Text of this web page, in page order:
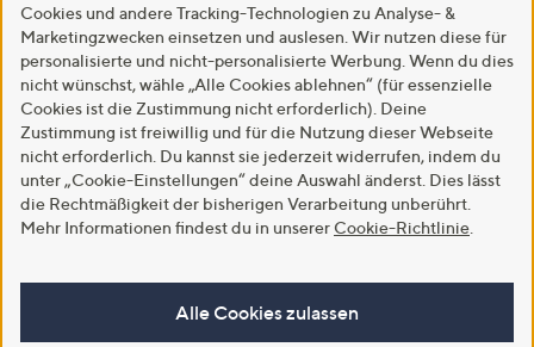
Cookies und andere Tracking-Technologien zu Analyse- &
Marketingzwecken einsetzen und auslesen. Wir nutzen diese für
personalisierte und nicht-personalisierte Werbung. Wenn du dies
nicht wünschst, wähle „Alle Cookies ablehnen“ (für essenzielle
Cookies ist die Zustimmung nicht erforderlich). Deine
Zustimmung ist freiwillig und für die Nutzung dieser Webseite
nicht erforderlich. Du kannst sie jederzeit widerrufen, indem du
unter „Cookie-Einstellungen“ deine Auswahl änderst. Dies lässt
die Rechtmäßigkeit der bisherigen Verarbeitung unberührt.
Mehr Informationen findest du in unserer Cookie-Richtlinie
Alle Cookies zulassen